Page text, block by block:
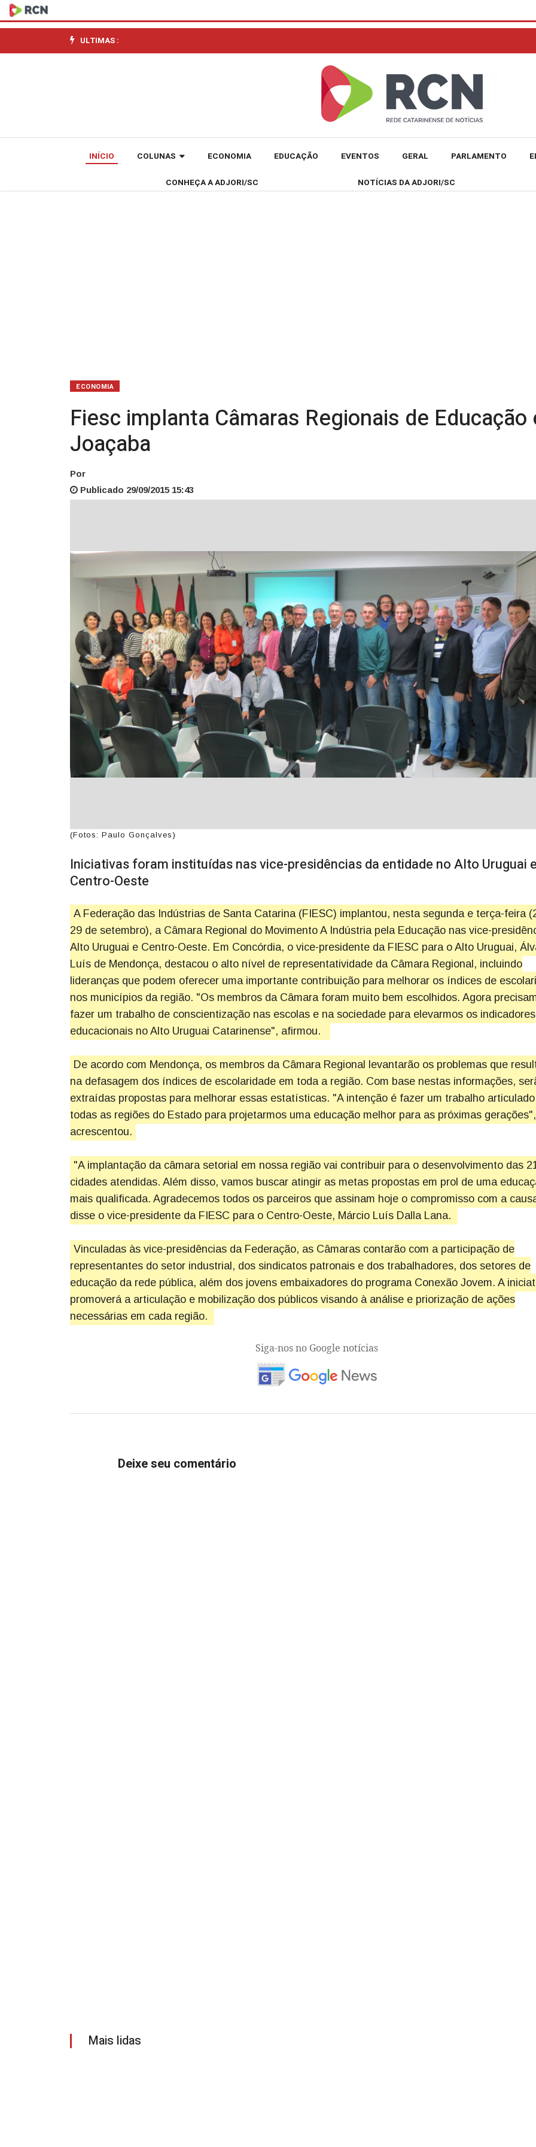
Fiesc
implanta
Câmaras
Educação
ULTIMAS :
INÍCIO COLUNAS ECONOMIA EDUCAÇÃO EVENTOS GERAL PARLAMENTO
CONHEÇA A ADJORI/SC NOTÍCIAS DA ADJORI/SC
ECONOMIA
Fiesc implanta Câmaras Regionais de
Joaçaba
Por
Publicado 29/09/2015 15:43
(Fotos: Paulo Gonçalves)
Iniciativas foram instituídas nas vice-presidências da entidade no Alto Uruguai e
Centro-Oeste
A Federação das Indústrias de Santa Catarina (FIESC) implantou, nesta segunda e terça-feira
29 de setembro), a Câmara Regional do Movimento A Indústria pela Educação nas vice-
Alto Uruguai e Centro-Oeste. Em Concórdia, o vice-presidente da FIESC para o Alto Uruguai,
Luís de Mendonça, destacou o alto nível de representatividade da Câmara Regional, incluindo
lideranças que podem oferecer uma importante contribuição para melhorar os índices de
nos municípios da região. "Os membros da Câmara foram muito bem escolhidos. Agora
fazer um trabalho de conscientização nas escolas e na sociedade para elevarmos os indicadores
educacionais no Alto Uruguai Catarinense", afirmou.
De acordo com Mendonça, os membros da Câmara Regional levantarão os problemas que
na defasagem dos índices de escolaridade em toda a região. Com base nestas informações,
extraídas propostas para melhorar essas estatísticas. "A intenção é fazer um trabalho
todas as regiões do Estado para projetarmos uma educação melhor para as próximas gerações",
acrescentou.
"A implantação da câmara setorial em nossa região vai contribuir para o desenvolvimento das
cidades atendidas. Além disso, vamos buscar atingir as metas propostas em prol de uma
mais qualificada. Agradecemos todos os parceiros que assinam hoje o compromisso com a
disse o vice-presidente da FIESC para o Centro-Oeste, Márcio Luís Dalla Lana.
Vinculadas às vice-presidências da Federação, as Câmaras contarão com a participação de
representantes do setor industrial, dos sindicatos patronais e dos trabalhadores, dos setores de
educação da rede pública, além dos jovens embaixadores do programa Conexão Jovem. A
promoverá a articulação e mobilização dos públicos visando à análise e priorização de ações
necessárias em cada região.
Siga-nos no Google notícias
Deixe seu comentário
Mais lidas